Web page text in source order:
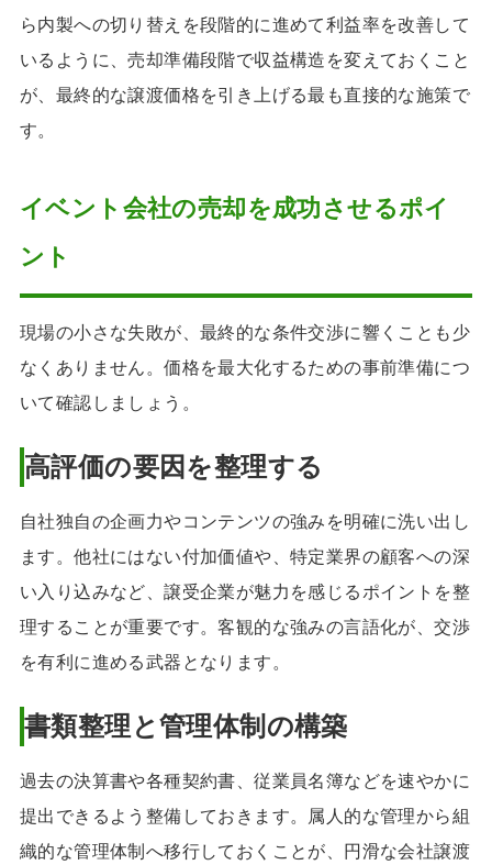
ら内製への切り替えを段階的に進めて利益率を改善して
いるように、売却準備段階で収益構造を変えておくこと
が、最終的な譲渡価格を引き上げる最も直接的な施策で
す。
イベント会社の売却を成功させるポイ
ント
現場の小さな失敗が、最終的な条件交渉に響くことも少
なくありません。価格を最大化するための事前準備につ
いて確認しましょう。
高評価の要因を整理する
自社独自の企画力やコンテンツの強みを明確に洗い出し
ます。他社にはない付加価値や、特定業界の顧客への深
い入り込みなど、譲受企業が魅力を感じるポイントを整
理することが重要です。客観的な強みの言語化が、交渉
を有利に進める武器となります。
書類整理と管理体制の構築
過去の決算書や各種契約書、従業員名簿などを速やかに
提出できるよう整備しておきます。属人的な管理から組
織的な管理体制へ移行しておくことが、円滑な会社譲渡